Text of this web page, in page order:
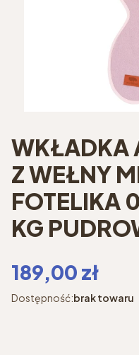
WKŁADKA
Z WEŁNY
FOTELIKA
KG
Cena
189,00 zł
Dostępność:brak towaru